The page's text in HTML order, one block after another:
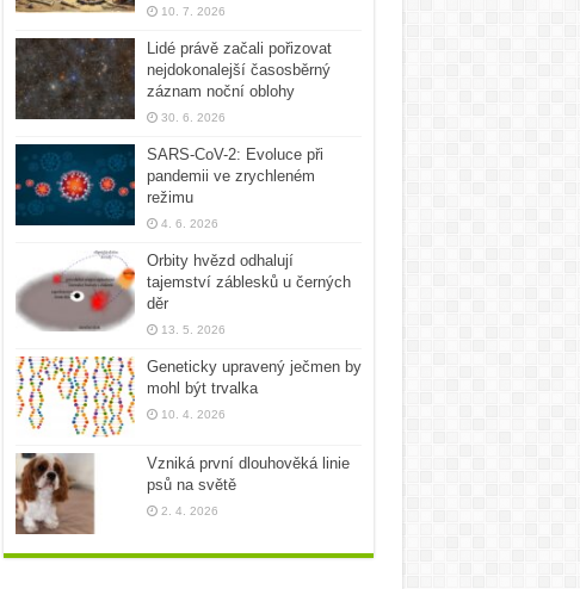
10. 7. 2026
Lidé právě začali pořizovat
nejdokonalejší časosběrný
záznam noční oblohy
30. 6. 2026
SARS-CoV-2: Evoluce při
pandemii ve zrychleném
režimu
4. 6. 2026
Orbity hvězd odhalují
tajemství záblesků u černých
děr
13. 5. 2026
Geneticky upravený ječmen by
mohl být trvalka
10. 4. 2026
Vzniká první dlouhověká linie
psů na světě
2. 4. 2026